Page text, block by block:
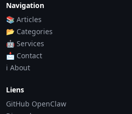
Navigation
📚 Articles
📂 Categories
🤖 Services
📩 Contact
ℹ️ About
Liens
GitHub OpenClaw